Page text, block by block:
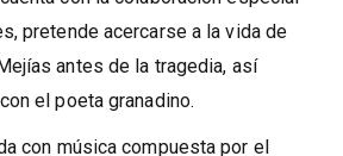
pretende acercarse a la vida de
antes de la tragedia, así
el poeta granadino.
con música compuesta por el